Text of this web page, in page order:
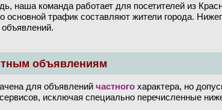
наша команда работает для посетителей из
основной трафик составляют жители города.
объявлениям
для объявлений частногохарактера, но
исключая специально перечисленные